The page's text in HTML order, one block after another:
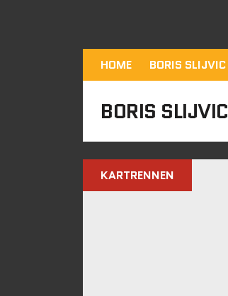
HOME BORIS SLIJVIC
BORIS SLIJVIC
KARTRENNEN